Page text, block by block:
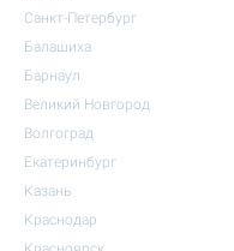
Санкт-Петербург
Балашиха
Барнаул
Великий Новгород
Волгоград
Екатеринбург
Казань
Краснодар